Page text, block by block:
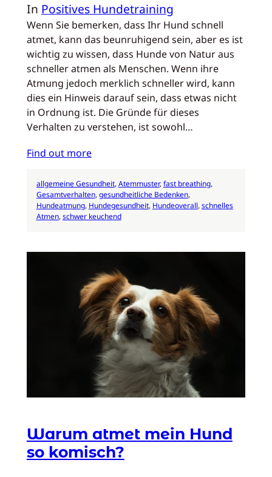
In Positives Hundetraining
Wenn Sie bemerken, dass Ihr Hund schnell
atmet, kann das beunruhigend sein, aber es ist
wichtig zu wissen, dass Hunde von Natur aus
schneller atmen als Menschen. Wenn ihre
Atmung jedoch merklich schneller wird, kann
dies ein Hinweis darauf sein, dass etwas nicht
in Ordnung ist. Die Gründe für dieses
Verhalten zu verstehen, ist sowohl…
Find out more
allgemeine Gesundheit, Atemmuster, fast breathing
Gesamtverhalten, gesundheitliche Bedenken
Hundeatmung, Hundegesundheit, Hundeoverall, schnelles
Atmen, schwer keuchend
Warum atmet mein Hund
so komisch?